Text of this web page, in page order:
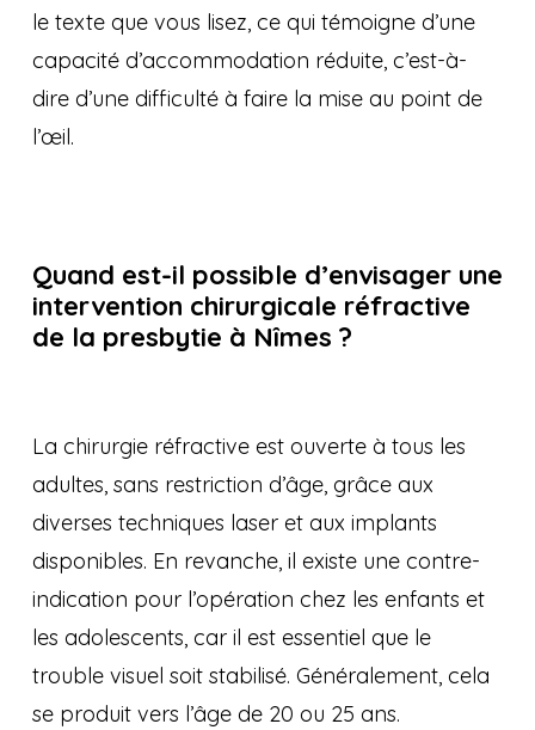
le texte que vous lisez, ce qui témoigne d’une
capacité d’accommodation réduite, c’est-à-
dire d’une difficulté à faire la mise au point de
l’œil.
Quand est-il possible d’envisager une
intervention chirurgicale réfractive
de la presbytie à Nîmes ?
La chirurgie réfractive est ouverte à tous les
adultes, sans restriction d’âge, grâce aux
diverses techniques laser et aux implants
disponibles. En revanche, il existe une contre-
indication pour l’opération chez les enfants et
les adolescents, car il est essentiel que le
trouble visuel soit stabilisé. Généralement, cela
se produit vers l’âge de 20 ou 25 ans.